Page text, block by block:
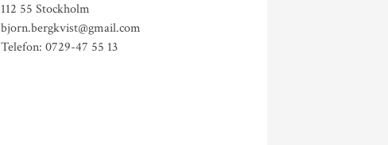
112 55 Stockholm
bjorn.bergkvist@gmail.com
Telefon: 0729-47 55 13